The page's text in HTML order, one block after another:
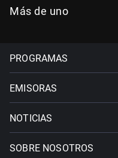
Más de uno
PROGRAMAS
EMISORAS
NOTICIAS
SOBRE NOSOTROS